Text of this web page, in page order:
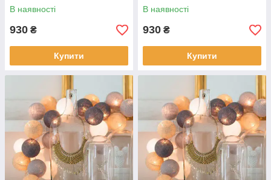
В наявності
930 ₴
Купити
В наявності
930 ₴
Купити